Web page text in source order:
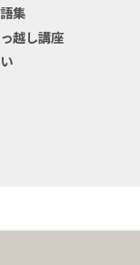
集
越し講座